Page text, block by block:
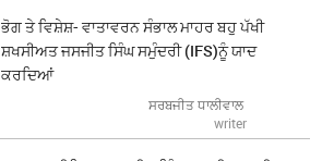
ਭੋਗ ਤੇ ਵਿਸ਼ੇਸ਼- ਵਾਤਾਵਰਨ ਸੰਭਾਲ ਮਾਹਰ ਬਹੁ ਪੱਖੀ
ਸ਼ਖਸੀਅਤ ਜਸਜੀਤ ਸਿੰਘ ਸਮੁੰਦਰੀ (IFS)ਨੂੰ ਯਾਦ
ਕਰਦਿਆਂ
ਸਰਬਜੀਤ ਧਾਲੀਵਾਲ
writer